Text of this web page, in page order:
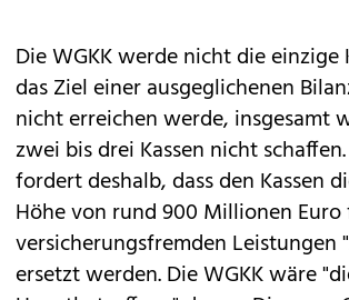
Die WGKK werde nicht die einzige
das Ziel einer ausgeglichenen
nicht erreichen werde, insgesamt
zwei bis drei Kassen nicht
fordert deshalb, dass den Kassen
Höhe von rund 900 Millionen
versicherungsfremden Leistungen
ersetzt werden. Die WGKK wäre